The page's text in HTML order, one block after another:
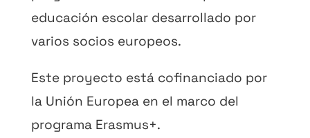
educación escolar desarrollado por
varios socios europeos.
Este proyecto está cofinanciado por
la Unión Europea en el marco del
programa Erasmus+.